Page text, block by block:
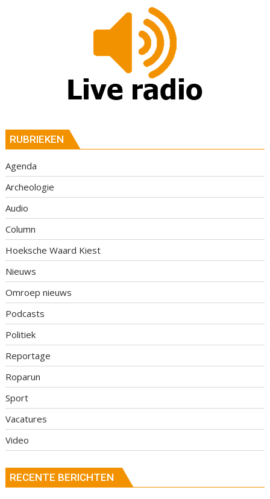
RUBRIEKEN
Agenda
Archeologie
Audio
Column
Hoeksche Waard Kiest
Nieuws
Omroep nieuws
Podcasts
Politiek
Reportage
Roparun
Sport
Vacatures
Video
RECENTE BERICHTEN